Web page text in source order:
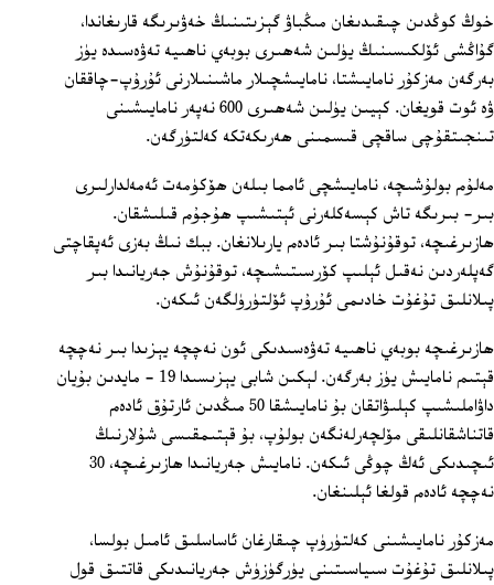
خوڭ كوڭدىن چىقىدىغان مىڭباۋ گېزىتىنىڭ خەۋىرىگە قارىغاندا،
گۇاڭشى ئۆلكىسىنىڭ يۈلىن شەھىرى بوبەي ناھىيە تەۋەسىدە يۈز
بەرگەن مەزكۇر نامايىشتا، نامايىشچىلار ماشىنىلارنى ئۇرۇپ-چاققان
ۋە ئوت قويغان. كېيىن يۈلىن شەھىرى 600 نەپەر نامايىشىنى
تىنجىتقۇچى ساقچى قىسمىنى ھەرىكەتكە كەلتۈرگەن.
مەلۇم بولۇشىچە، نامايىشچى ئامما بىلەن ھۆكۈمەت ئەمەلدارلىرى
بىر- بىرىگە تاش كېسەكلەرنى ئېتىشىپ ھۇجۇم قىلىشقان.
ھازىرغىچە، توقۇنۇشتا بىر ئادەم يارىلانغان. ببك نىڭ بەزى ئەپقاچتى
گەپلەردىن نەقىل ئېلىپ كۆرسىتىشىچە، توقۇنۇش جەريانىدا بىر
پىلانلىق تۇغۇت خادىمى ئۇرۇپ ئۆلتۈرۈلگەن ئىكەن.
ھازىرغىچە بوبەي ناھىيە تەۋەسىدىكى ئون نەچچە يېزىدا بىر نەچچە
قېتىم نامايىش يۈز بەرگەن. لېكىن شابى يېزىسىدا 19 - مايدىن بۇيان
داۋاملىشىپ كېلىۋاتقان بۇ نامايىشقا 50 مىڭدىن ئارتۇق ئادەم
قاتناشقانلىقى مۆلچەرلەنگەن بولۇپ، بۇ قېتىمقىسى شۇلارنىڭ
ئىچىدىكى ئەڭ چوڭى ئىكەن. نامايىش جەريانىدا ھازىرغىچە، 30
نەچچە ئادەم قولغا ئېلىنغان.
مەزكۇر نامايىشىنى كەلتۈرۈپ چىقارغان ئاساسلىق ئامىل بولسا،
پىلانلىق تۇغۇت سىياسىتىنى يۈرگۈزۈش جەريانىدىكى قاتتىق قول